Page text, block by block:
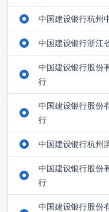
中国建设银行杭州
中国建设银行浙江
中国建设银行股份
行
中国建设银行股份
行
中国建设银行杭州
中国建设银行股份
行
中国建设银行股份